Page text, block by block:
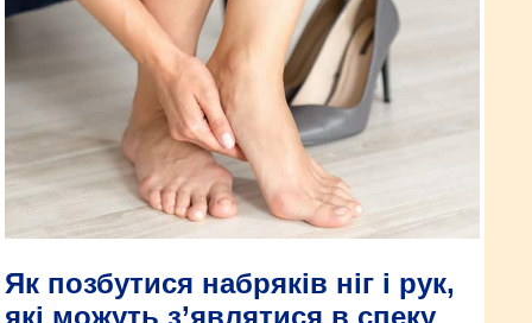
Як позбутися набряків ніг і рук,
які можуть з’являтися в спеку